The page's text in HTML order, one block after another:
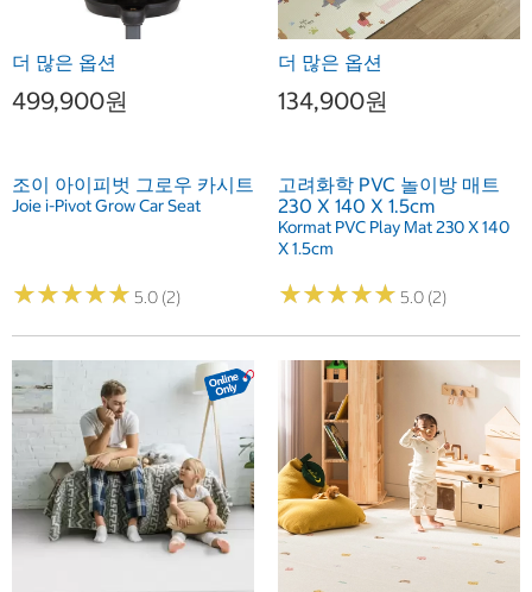
더 많은 옵션
499,900원
조이 아이피벗 그로우 카시트
Joie i-Pivot Grow Car Seat
★★★★★
★★★★★ 5.0 (2)
더 많은 옵션
134,900원
고려화학 PVC 놀이방 매트
230 X 140 X 1.5cm
Kormat PVC Play Mat 230 X 140
X 1.5cm
★★★★★
★★★★★ 5.0 (2)